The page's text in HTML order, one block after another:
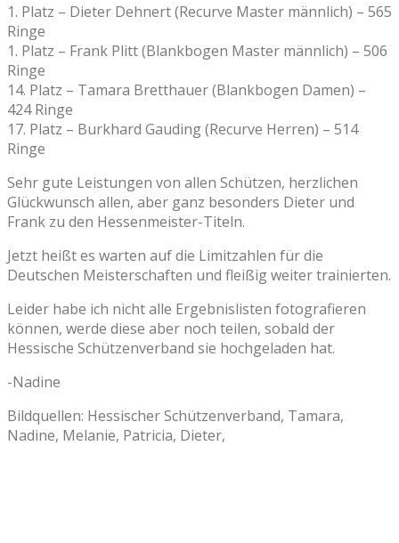
1. Platz – Dieter Dehnert (Recurve Master männlich) – 565
Ringe
1. Platz – Frank Plitt (Blankbogen Master männlich) – 506
Ringe
14. Platz – Tamara Bretthauer (Blankbogen Damen) –
424 Ringe
17. Platz – Burkhard Gauding (Recurve Herren) – 514
Ringe
Sehr gute Leistungen von allen Schützen, herzlichen
Glückwunsch allen, aber ganz besonders Dieter und
Frank zu den Hessenmeister-Titeln.
Jetzt heißt es warten auf die Limitzahlen für die
Deutschen Meisterschaften und fleißig weiter trainierten.
Leider habe ich nicht alle Ergebnislisten fotografieren
können, werde diese aber noch teilen, sobald der
Hessische Schützenverband sie hochgeladen hat.
-Nadine
Bildquellen: Hessischer Schützenverband, Tamara,
Nadine, Melanie, Patricia, Dieter,